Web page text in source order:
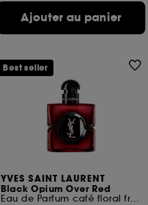
Ajouter au panier
YVES SAINT LAURENT
Black Opium Over Red
Eau de Parfum café floral fruité pour femme
Best seller